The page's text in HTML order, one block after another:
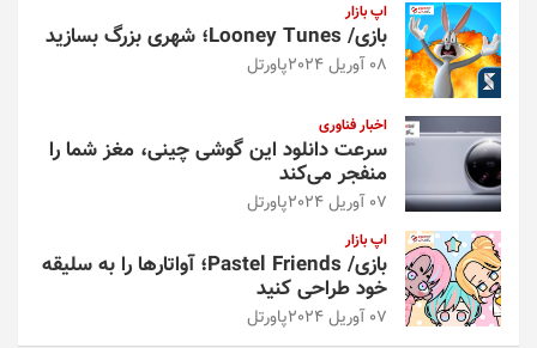
اپ بازار
بازی/ Looney Tunes؛ شهری بزرگ بسازید
08 آوریل 2024 پاورتل
اخبار فناوری
سرعت دانلود این گوشی چینی، مغز شما را
منفجر می‌کند
07 آوریل 2024 پاورتل
اپ بازار
بازی/ Pastel Friends؛ آواتارها را به سلیقه
خود طراحی کنید
07 آوریل 2024 پاورتل